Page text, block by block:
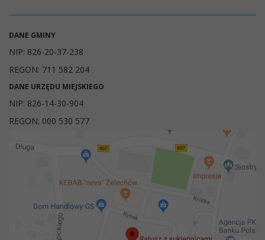
DANE GMINY
NIP: 826-20-37-238
REGON: 711 582 204
DANE URZĘDU MIEJSKIEGO
NIP: 826-14-30-904
REGON: 000 530 577